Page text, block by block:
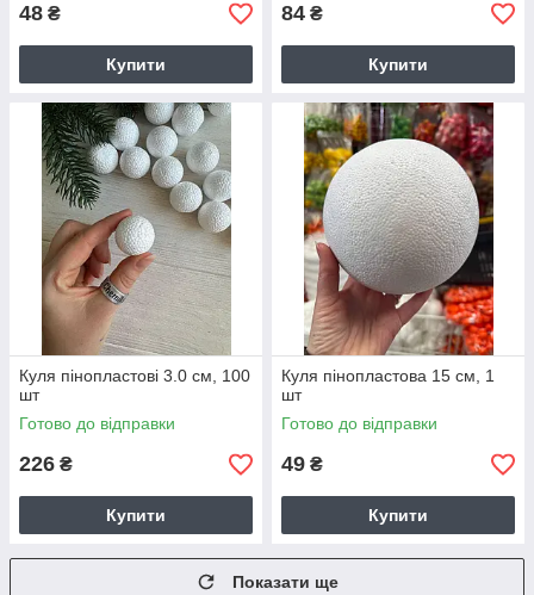
48 ₴
Купити
84 ₴
Купити
Куля пінопластові 3.0 см, 100
шт
Готово до відправки
226 ₴
Купити
Куля пінопластова 15 см, 1
шт
Готово до відправки
49 ₴
Купити
Показати ще